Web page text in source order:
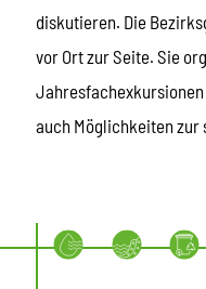
diskutieren. Die
vor Ort zur Seite. Sie
auch Möglichkeiten